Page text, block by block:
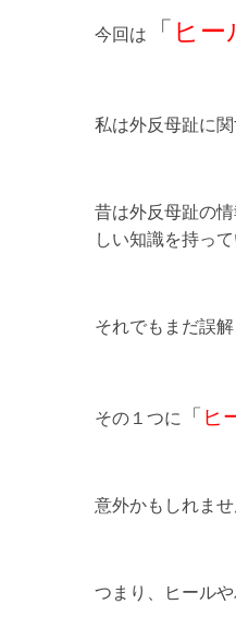
今回は 「ヒ
私は外反母趾に
昔は外反母趾の
しい知識を持っ
それでもまだ誤
その１つに 「 ヒ
意外かもしれま
つまり、ヒール